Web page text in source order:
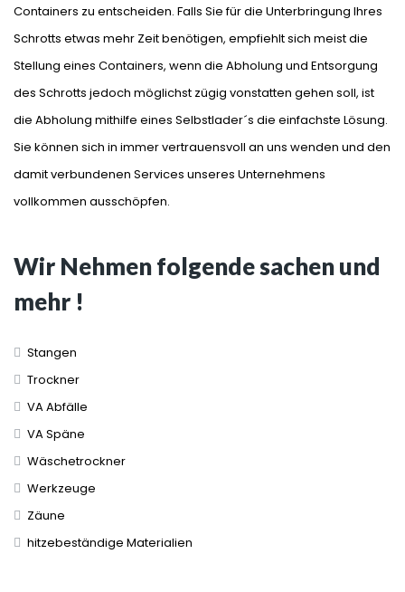
Containers zu entscheiden. Falls Sie für die Unterbringung Ihres
Schrotts etwas mehr Zeit benötigen, empfiehlt sich meist die
Stellung eines Containers, wenn die Abholung und Entsorgung
des Schrotts jedoch möglichst zügig vonstatten gehen soll, ist
die Abholung mithilfe eines Selbstlader´s die einfachste Lösung.
Sie können sich in immer vertrauensvoll an uns wenden und den
damit verbundenen Services unseres Unternehmens
vollkommen ausschöpfen.
Wir Nehmen folgende sachen und
mehr !
Stangen
Trockner
VA Abfälle
VA Späne
Wäschetrockner
Werkzeuge
Zäune
hitzebeständige Materialien